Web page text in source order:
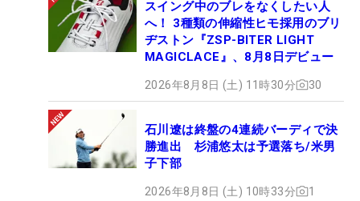
スイング中のブレをなくしたい人
へ！ 3種類の伸縮性ヒモ採用のブリ
ヂストン『ZSP-BITER LIGHT
MAGICLACE』、8月8日デビュー
2026年8月8日 (土) 11時30分 30
石川遼は終盤の4連続バーディで決
勝進出 杉浦悠太は予選落ち/米男
子下部
2026年8月8日 (土) 10時33分 1